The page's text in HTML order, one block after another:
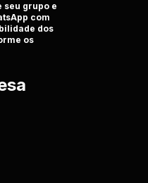
seu grupo e
com
dos
os